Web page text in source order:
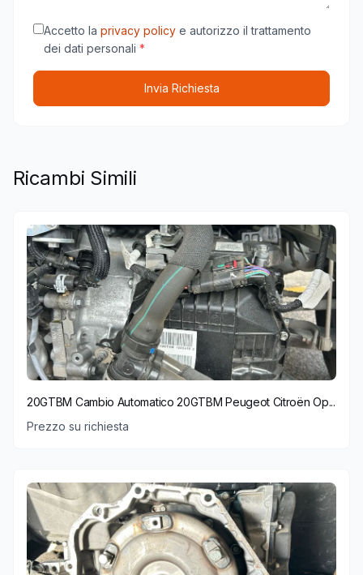
Accetto la privacy policy e autorizzo il trattamento
dei dati personali *
Invia Richiesta
Ricambi Simili
20GTBM Cambio Automatico 20GTBM Peugeot Citroën Op...
Prezzo su richiesta